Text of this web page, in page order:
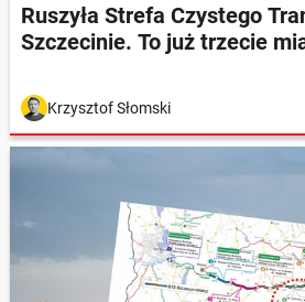
Ruszyła Strefa Czystego
Szczecinie. To już trzecie
Krzysztof Słomski